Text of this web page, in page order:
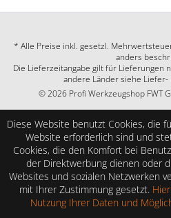
* Alle Preise inkl. gesetzl.
anders
Die Lieferzeitangabe gilt für Lieferungen
andere Länder siehe Liefer-
© 2026 Profi Werkzeugshop FWT
Diese Website benutzt Cookies, die
Website erforderlich sind und
Cookies, die den Komfort bei
der Direktwerbung dienen oder
Websites und sozialen Netzwerken
mit Ihrer Zustimmung gesetzt.
Nutzung Ihrer Daten und